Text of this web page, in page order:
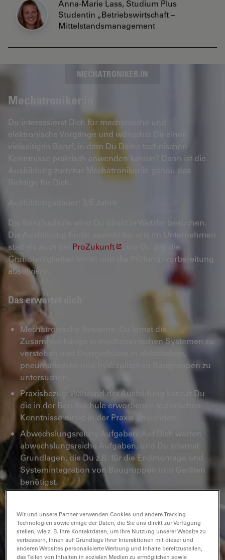
Anna-Marie Lass, Studium Plus
Studentin „Betriebswirtschaft –
Mittelstandsmanagement
MECHATRONIKER:IN
Mechatroniker:in
Du interessierst Dich für mechanische und
elektronische Vorgänge und wünschst Dir einen
vielseitigen Beruf, in dem Du Deine technischen
Kenntnisse praktisch anwenden kannst? Dann ist die
Ausbildung zum/zur Mechatroniker:in genau das
Die Berufsschule wirst Du direkt in Wetzlar besuchen.
Die Ausbildung findet sowohl bei uns im Unternehmen
statt als auch bei ProZukunft
, wo Du u.a. die
Grundfertigkeiten lernst und die Prüfungsvorbereitung
absolvierst.
Das erwartet dich
Mechatronische Systeme: Du lernst die
Zusammenhänge in mechatronischen Systemen zu
verstehen und Energieflüsse in elektrischen,
pneumatischen und hydraulischen Baugruppen zu
untersuchen.
Praxisbezug: Während der Ausbildung kannst Du
die in der Berufsschule erworbenen technischen
Kenntnisse direkt in der Praxis anwenden.
Abwechslungsreiche Aufgaben: Auf Dich warten
abwechslungsreiche Aufgaben, und Du erlernst
Grundlagen, die Du z.B. für die Endmontage und
Systemintegration von Baugruppen und Geräten
benötigst.
lernst Du die neuesten Technologien kennen.
Expertise in Montage und Wartung: Durch die
Ausbildung wirst Du zur/zum Ansprechpartner:in für
die Montage, Instandhaltung und Wartung unserer
Wir und unsere Partner verwenden Cookies und andere Tracking-
Technologien sowie einige der Daten, die Sie uns direkt zur Verfügung
stellen, wie z. B. Ihre Kontaktdaten, um Ihre Nutzung unserer Website zu
verbessern, Ihnen auf Grundlage Ihrer Interaktionen mit dieser und
anderen Websites personalisierte Werbung und Inhalte bereitzustellen,
das Teilen von Inhalten in sozialen Medien zu ermöglichen sowie